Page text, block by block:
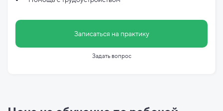
Записаться на практику
Задать вопрос